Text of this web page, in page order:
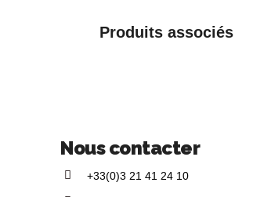
Produits associés
Nous contacter
+33(0)3 21 41 24 10